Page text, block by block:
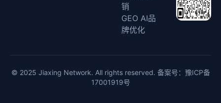
销
GEO AI品
牌优化
© 2025 Jiaxing Network. All rights reserved. 备案号： 豫ICP备
17001919号